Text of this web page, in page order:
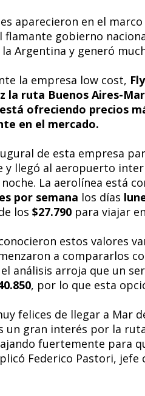
aparecieron en el
flamante gobierno
la Argentina y generó
la empresa low cost,
la ruta Buenos Aires-
está ofreciendo precios
en el mercado.
de esta empresa
y llegó al aeropuerto
La aerolínea está
por semana los días
los $27.790 para viajar
estos valores
a compararlos
análisis arroja que un
, por lo que esta
felices de llegar a Mar
un gran interés por la
fuertemente para
Federico Pastori, jefe